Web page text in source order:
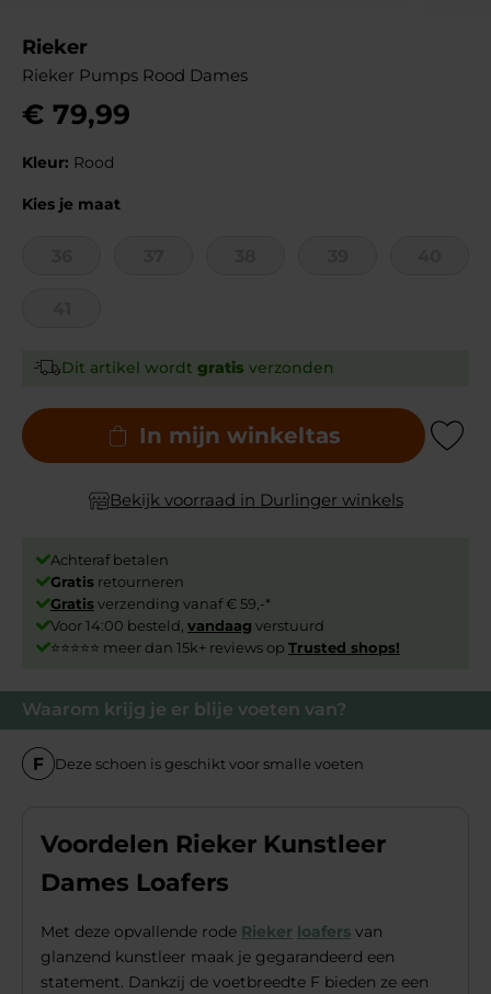
Waarom krijg je er blije voeten van?
Deze schoen is geschikt voor smalle voeten
Voordelen Rieker Kunstleer
Dames Loafers
Met deze opvallende rode Rieker loafers van
glanzend kunstleer maak je gegarandeerd een
statement. Dankzij de voetbreedte F bieden ze een
Rieker
Rieker Pumps Rood Dames
€ 79,99
Kleur: Rood
Kies je maat
Dit artikel wordt gratis verzonden
In mijn winkeltas Add to
Bekijk voorraad in Durlinger winkels
Achteraf betalen
Gratis retourneren
Gratisverzending vanaf € 59,-*
Voor 14:00 besteld, vandaag verstuurd
⭐⭐⭐⭐⭐ meer dan 15k+ reviews op Trusted shops!